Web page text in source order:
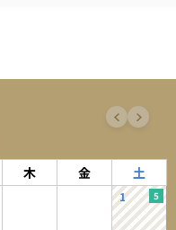
木 金 土
1